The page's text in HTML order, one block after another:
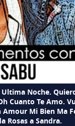
Ultima Noche.
Cuanto Te Amo.
Amour Mi Bien Ma
Rosas a Sandra.